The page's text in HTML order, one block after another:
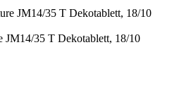
JM14/35 T Dekotablett, 18/10